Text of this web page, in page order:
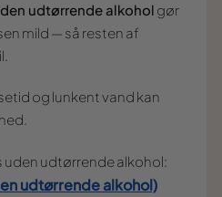
udtørrende alkohol gør
mild — så resten af
og lunkent vand kan
uden udtørrende alkohol:
udtørrende alkohol)